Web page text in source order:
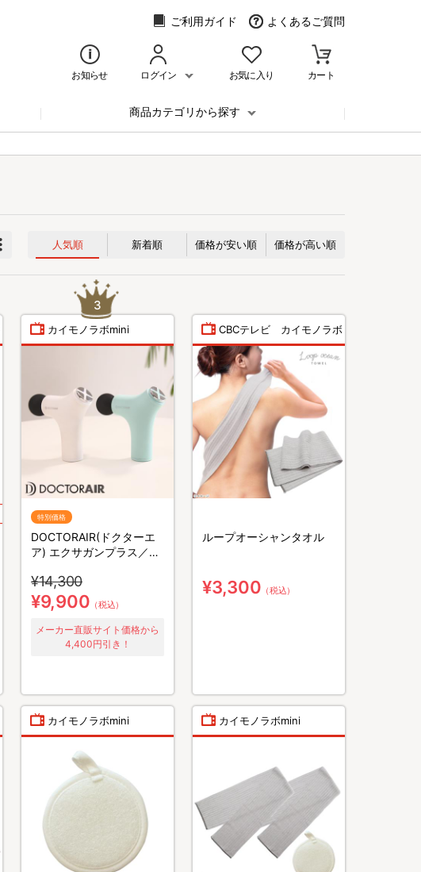
ご利用ガイド よくあるご質問
お知らせ ログイン お気に入り カート
商品カテゴリから探す
人気順 新着順 価格が安い順 価格が高い順
カイモノラボmini
特別価格
DOCTORAIR(ドクターエ
ア) エクサガンプラス／ス
¥14,300
¥9,900 （税込）
メーカー直販サイト価格から
4,400円引き！
CBCテレビ カイモノラボ
ループオーシャンタオル
¥3,300 （税込）
カイモノラボmini カイモノラボmini